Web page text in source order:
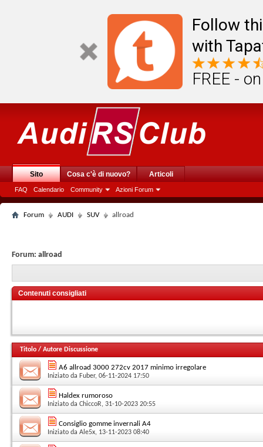
Follow
with
FREE -
Sito
FAQ Calendario Community Azioni Forum
Cosa c'è di nuovo? Articoli
Forum AUDI SUV allroad
Forum: allroad
Contenuti consigliati
Titolo / Autore Discussione
A6 allroad 3000 272cv 2017 minimo irregolare
Iniziato da Fuber, 06-11-2024 17:50
Haldex rumoroso
Iniziato da ChiccoR, 31-10-2023 20:55
Consiglio gomme invernali A4
Iniziato da Ale5x, 13-11-2023 08:40